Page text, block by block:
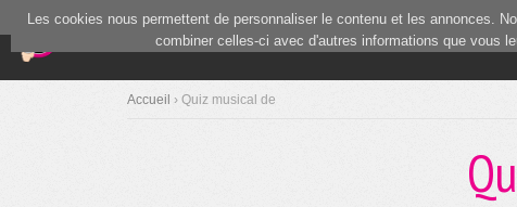
Blind Test(current)
Communauté
Accueil › Quiz musical de
Les cookies nous permettent de personnaliser le contenu et les annonces.
combiner celles-ci avec d'autres informations que vous